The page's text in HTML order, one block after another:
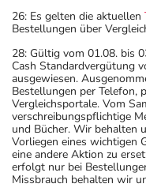
26: Es gelten die aktuellen
Bestellungen über
28: Gültig vom 01.08. bis
Cash Standardvergütung
ausgewiesen.
Bestellungen per Telefon,
Vergleichsportale. Vom
verschreibungspflichtige
und Bücher. Wir behalten
Vorliegen eines wichtigen
eine andere Aktion zu
erfolgt nur bei
Missbrauch behalten wir